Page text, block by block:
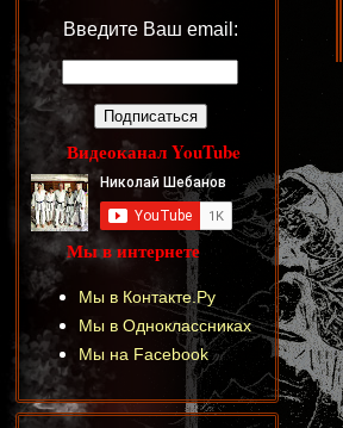
Введите Ваш email:
Видеоканал YouTube
Мы в интернете
Мы в Контакте.Ру
Мы в Одноклассниках
Мы на Facebook